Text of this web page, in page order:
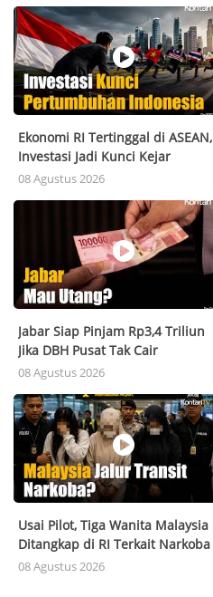
Ekonomi RI Tertinggal di ASEAN,
Investasi Jadi Kunci Kejar
Pertumbuhan 6%
08 Agustus 2026
Jabar Siap Pinjam Rp3,4 Triliun
Jika DBH Pusat Tak Cair
08 Agustus 2026
Usai Pilot, Tiga Wanita Malaysia
Ditangkap di RI Terkait Narkoba
08 Agustus 2026